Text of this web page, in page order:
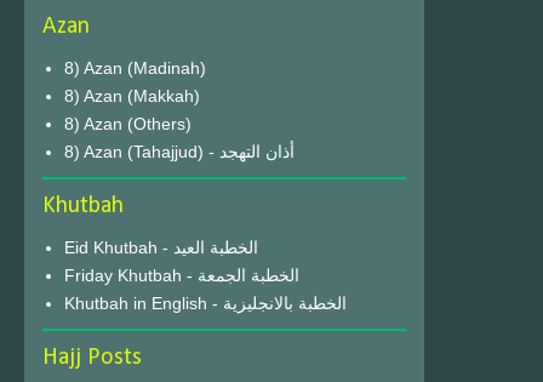
Azan
8) Azan (Madinah)
8) Azan (Makkah)
8) Azan (Others)
8) Azan (Tahajjud) - أذان التهجد
Khutbah
Eid Khutbah - الخطبة العيد
Friday Khutbah - الخطبة الجمعة
Khutbah in English - الخطبة بالانجليزية
Hajj Posts